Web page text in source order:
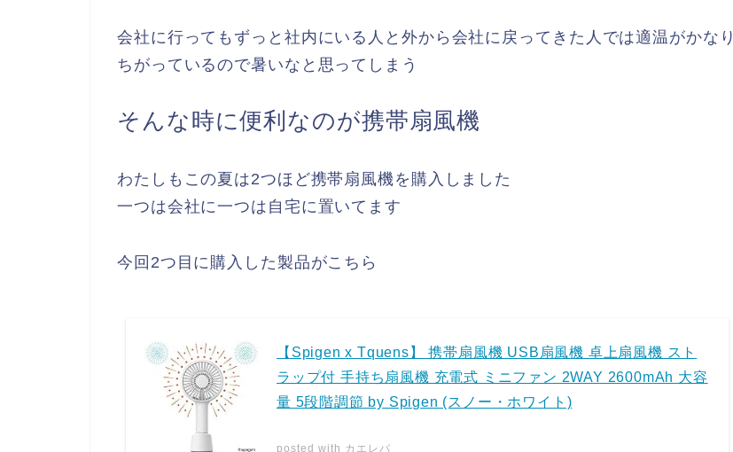
会社に行ってもずっと社内にいる人と外から会社に戻ってきた人では適温がかなり
ちがっているので暑いなと思ってしまう
そんな時に便利なのが携帯扇風機
わたしもこの夏は2つほど携帯扇風機を購入しました
一つは会社に一つは自宅に置いてます
今回2つ目に購入した製品がこちら
【Spigen x Tquens】 携帯扇風機 USB扇風機 卓上扇風機 スト
ラップ付 手持ち扇風機 充電式 ミニファン 2WAY 2600mAh 大容
量 5段階調節 by Spigen (スノー・ホワイト)
posted with カエレバ